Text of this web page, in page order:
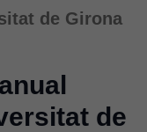
de Girona
de